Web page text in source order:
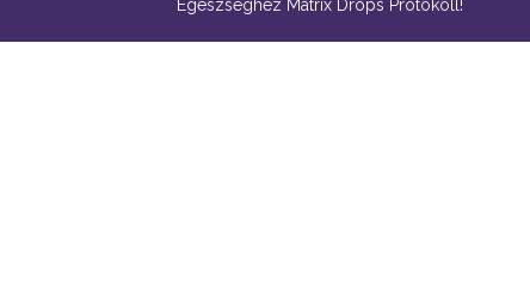
Egészséghez Matrix Drops Protokoll!